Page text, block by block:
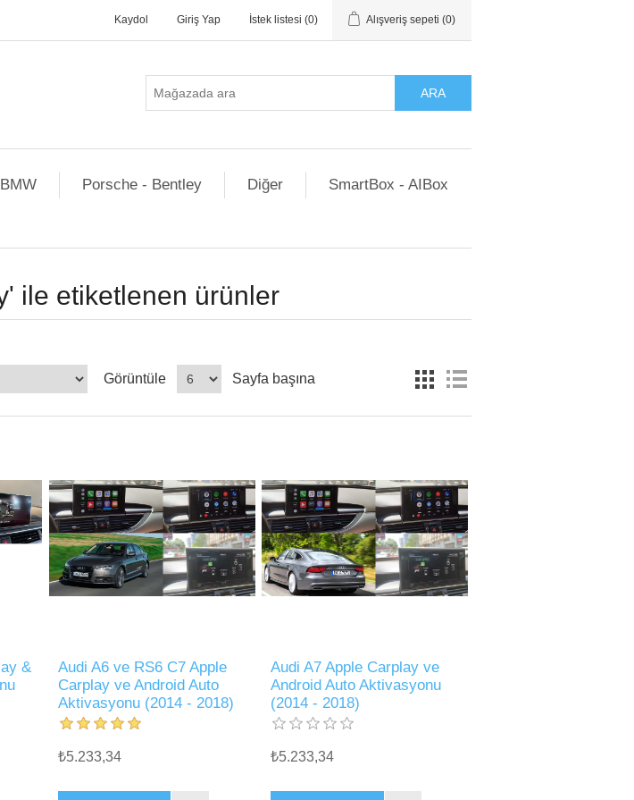
Kaydol Giriş Yap İstek listesi (0) Alışveriş sepeti (0)
ARA
BMW Porsche - Bentley Diğer
SmartBox - AIBox
ile etiketlenen ürünler
Görüntüle Sayfa başına
&
Audi A6 ve RS6 C7 Apple
Carplay ve Android Auto
Aktivasyonu (2014 - 2018)
₺5.233,34
Audi A7 Apple Carplay ve
Android Auto Aktivasyonu
(2014 - 2018)
₺5.233,34